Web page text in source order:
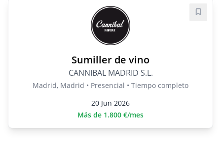
Sumiller de vino
CANNIBAL MADRID S.L.
Madrid, Madrid • Presencial • Tiempo completo
20 Jun 2026
Más de 1.800 €/mes